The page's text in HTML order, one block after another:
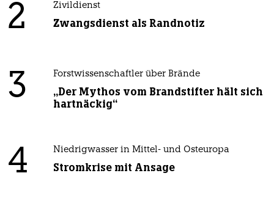
2 Zivildienst
Zwangsdienst als Randnotiz
3 Forstwissenschaftler über Brände
„Der Mythos vom Brandstifter hält sich
hartnäckig“
4 Niedrigwasser in Mittel- und Osteuropa
Stromkrise mit Ansage